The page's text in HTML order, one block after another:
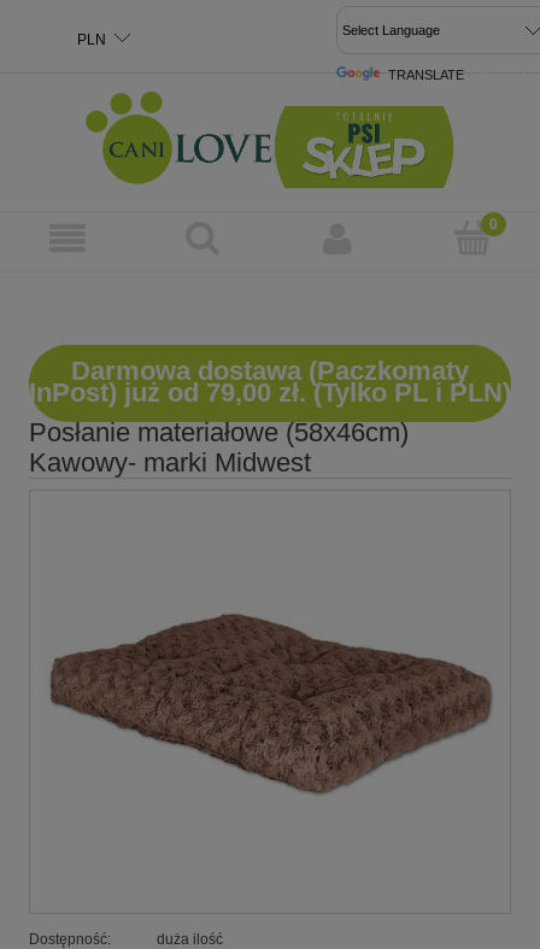
TRANSLATE
Darmowa dostawa (Paczkomaty
InPost) już od 79,00 zł. (Tylko PL i PLN)
Posłanie materiałowe (58x46cm)
Kawowy- marki Midwest
Dostępność:
duża ilość